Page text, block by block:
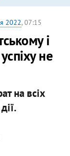
2022, 07:15
і
не
на всіх